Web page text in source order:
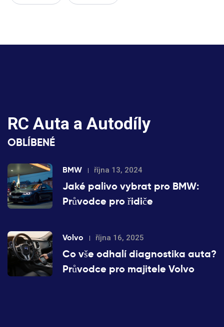
RC Auta a Autodíly
OBLÍBENÉ
BMW října 13, 2024
Jaké palivo vybrat pro BMW:
Průvodce pro řidiče
Volvo října 16, 2025
Co vše odhalí diagnostika auta?
Průvodce pro majitele Volvo